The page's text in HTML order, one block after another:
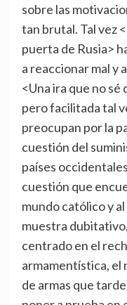
sobre las
tan brutal. Tal vez
puerta de Rusia>
a reaccionar mal y
<Una ira que no
pero facilitada tal
preocupan por la
cuestión del
países
cuestión que
mundo católico y
muestra
centrado en el
armamentística, el
de armas que